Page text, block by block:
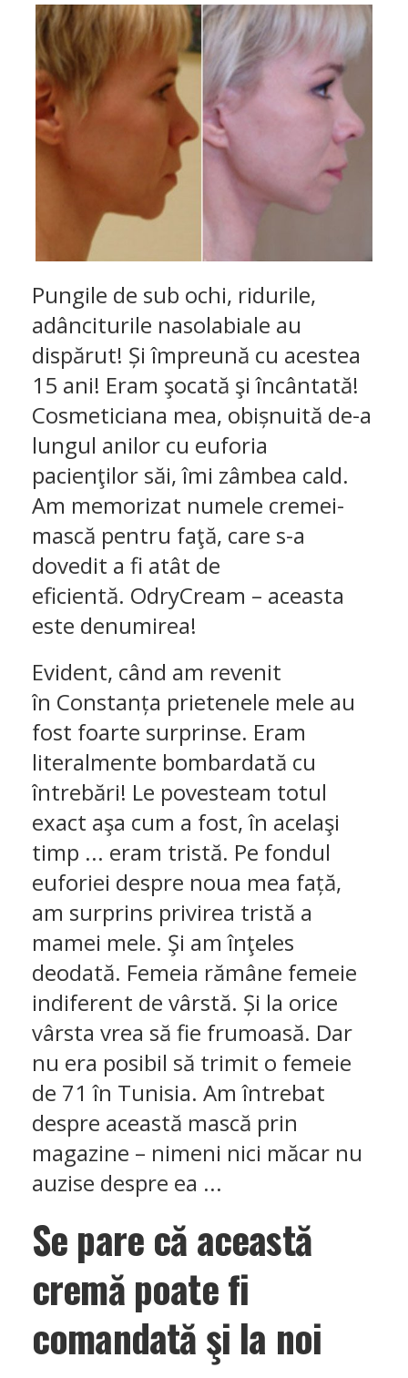
Pungile de sub ochi, ridurile,
adânciturile nasolabiale au
dispărut! Și împreună cu acestea
15 ani! Eram şocată şi încântată!
Cosmeticiana mea, obișnuită de-a
lungul anilor cu euforia
pacienţilor săi, îmi zâmbea cald.
Am memorizat numele cremei-
mască pentru faţă, care s-a
dovedit a fi atât de
eficientă. OdryCream – aceasta
este denumirea!
Evident, când am revenit
în Constanța prietenele mele au
fost foarte surprinse. Eram
literalmente bombardată cu
întrebări! Le povesteam totul
exact aşa cum a fost, în acelaşi
timp ... eram tristă. Pe fondul
euforiei despre noua mea față,
am surprins privirea tristă a
mamei mele. Şi am înţeles
deodată. Femeia rămâne femeie
indiferent de vârstă. Și la orice
vârsta vrea să fie frumoasă. Dar
nu era posibil să trimit o femeie
de 71 în Tunisia. Am întrebat
despre această mască prin
magazine – nimeni nici măcar nu
auzise despre ea ...
Se pare că această
cremă poate fi
comandată şi la noi